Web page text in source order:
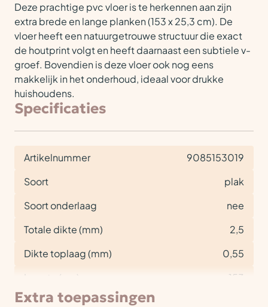
Deze prachtige pvc vloer is te herkennen aan zijn
extra brede en lange planken (153 x 25,3 cm). De
vloer heeft een natuurgetrouwe structuur die exact
de houtprint volgt en heeft daarnaast een subtiele v-
groef. Bovendien is deze vloer ook nog eens
makkelijk in het onderhoud, ideaal voor drukke
huishoudens.
Specificaties
Artikelnummer
9085153019
Soort
plak
Soort onderlaag
nee
Totale dikte (mm)
2,5
Dikte toplaag (mm)
0,55
Lengte (cm)
153
Extra toepassingen